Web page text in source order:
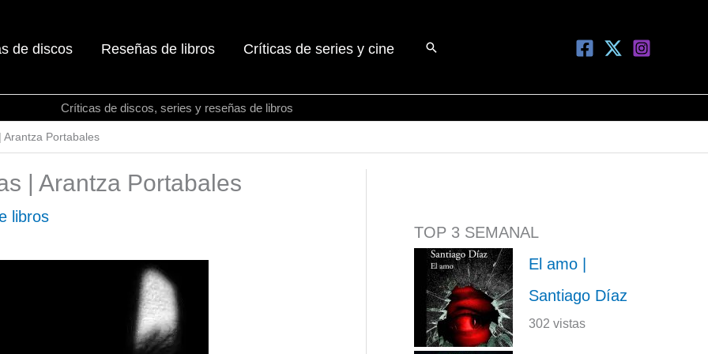
de discos Reseñas de libros Críticas de series y cine Buscar
Críticas de discos, series y reseñas de libros
Arantza Portabales
| Arantza Portabales
libros
TOP 3 SEMANAL
El amo |
Santiago Díaz
302 vistas